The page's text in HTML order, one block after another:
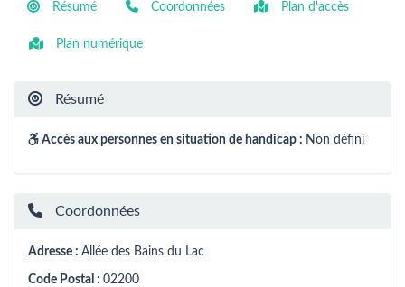
Résumé Coordonnées Plan d'accès
Plan numérique
Résumé
Accès aux personnes en situation de handicap : Non défini
Coordonnées
Adresse : Allée des Bains du Lac
Code Postal : 02200